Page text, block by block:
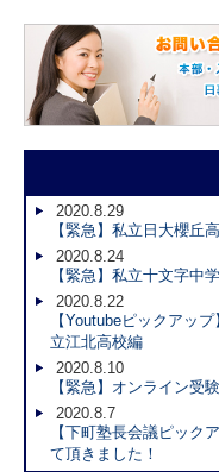
2020.8.29
【緊急】私立日大櫻丘
2020.8.24
【緊急】私立十文字中
2020.8.22
【Youtubeピックアッ
立江北高校編
2020.8.10
【緊急】オンライン受
2020.8.7
【下町塾長会議ピック
て頂きました！